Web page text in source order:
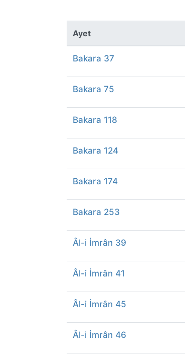
Ayet
Bakara 37
Bakara 75
Bakara 118
Bakara 124
Bakara 174
Bakara 253
Âl-i İmrân 39
Âl-i İmrân 41
Âl-i İmrân 45
Âl-i İmrân 46